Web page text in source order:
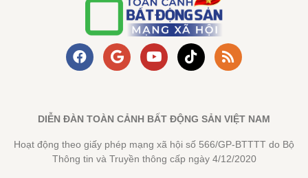
DIỄN ĐÀN TOÀN CẢNH BẤT ĐỘNG SẢN VIỆT NAM
Hoạt động theo giấy phép mạng xã hội số 566/GP-BTTTT do Bộ
Thông tin và Truyền thông cấp ngày 4/12/2020